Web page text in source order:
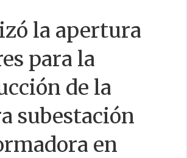
la apertura
para la
de la
subestación
en